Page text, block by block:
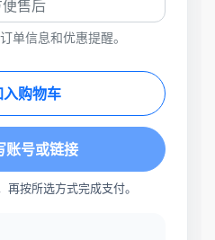
单信息和优惠提醒。
入购物车
账号或链接
再按所选方式完成支付。